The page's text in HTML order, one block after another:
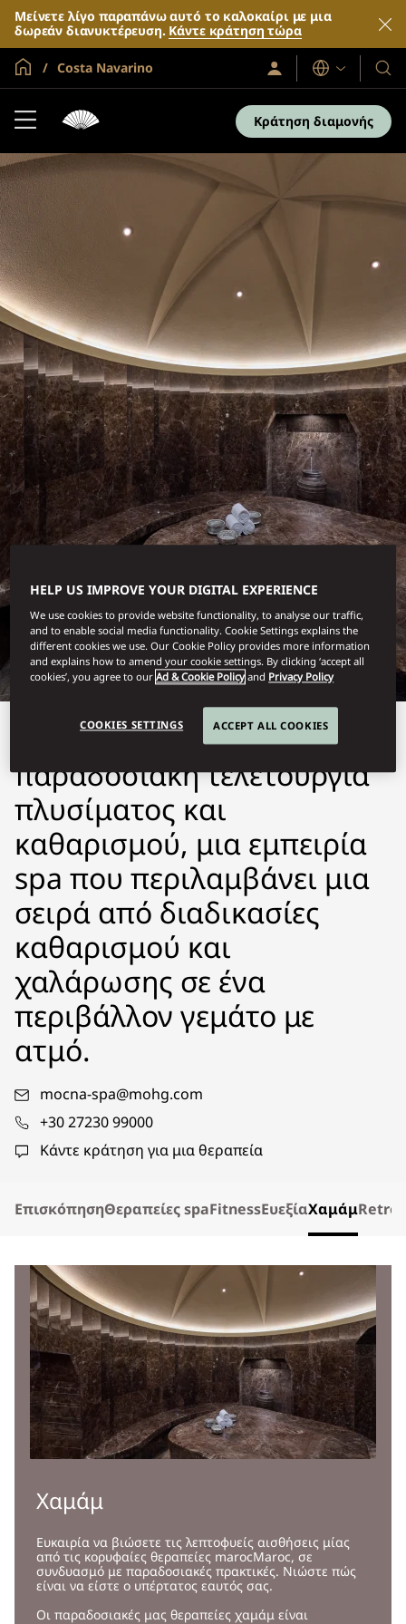
Μείνετε λίγο παραπάνω αυτό το καλοκαίρι με μια
δωρεάν διανυκτέρευση. Κάντε κράτηση τώρα
Global Home
Costa Navarino
Σύνδεση
/
Γλώσσες
Τα
και
τα
Κράτηση διαμονής
COSTA NAVARINO
ΧΑΜΆΜ
Το χαμάμ είναι μια
παραδοσιακή τελετουργία
πλυσίματος και
καθαρισμού, μια εμπειρία
spa που περιλαμβάνει μια
σειρά από διαδικασίες
καθαρισμού και
χαλάρωσης σε ένα
περιβάλλον γεμάτο με
ατμό.
mocna-spa@mohg.com
+30 27230 99000
Κάντε κράτηση για μια θεραπεία
ΕπισκόπησηΘεραπείες spaFitnessΕυεξίαΧαμάμ
Χαμάμ
Ευκαιρία να βιώσετε τις λεπτοφυείς αισθήσεις μίας
από τις κορυφαίες θεραπείες marocMaroc, σε
συνδυασμό με παραδοσιακές πρακτικές. Νιώστε πώς
είναι να είστε ο υπέρτατος εαυτός σας.
Οι παραδοσιακές μας θεραπείες χαμάμ είναι
HELP US IMPROVE YOUR DIGITAL EXPERIENCE
We use cookies to provide website functionality, to analyse our traffic,
and to enable social media functionality. Cookie Settings explains the
different cookies we use. Our Cookie Policy provides more information
and explains how to amend your cookie settings. By clicking ‘accept all
cookies’, you agree to ourAd & Cookie Policy and Privacy Policy
COOKIES SETTINGS ACCEPT ALL COOKIES